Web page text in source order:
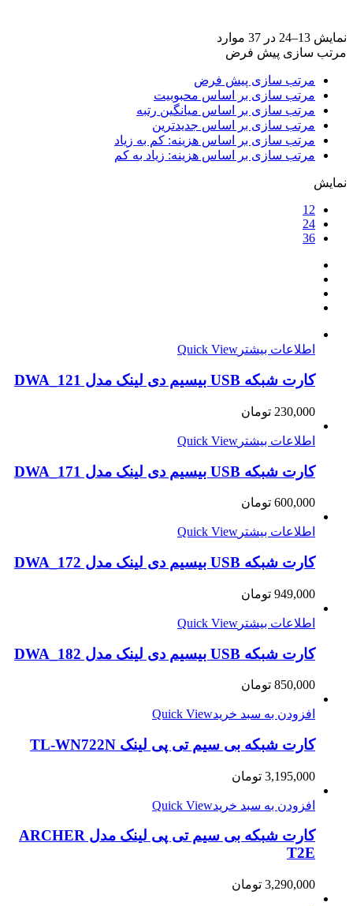
برند ها + نمایش 13–24 در 37 موارد
مرتب سازی پیش فرض
مرتب سازی پیش فرض
مرتب سازی بر اساس محبوبیت
مرتب سازی بر اساس میانگین رتبه
مرتب سازی بر اساس جدیدترین
مرتب سازی بر اساس هزینه: کم به زیاد
مرتب سازی بر اساس هزینه: زیاد به کم
نمایش
12
24
36
اطلاعات بیشتر Quick View
کارت شبکه USB بیسیم دی لینک مدل DWA_121
230,000 تومان
اطلاعات بیشتر Quick View
کارت شبکه USB بیسیم دی لینک مدل DWA_171
600,000 تومان
اطلاعات بیشتر Quick View
کارت شبکه USB بیسیم دی لینک مدل DWA_172
949,000 تومان
اطلاعات بیشتر Quick View
کارت شبکه USB بیسیم دی لینک مدل DWA_182
850,000 تومان
افزودن به سبد خریدQuick View
کارت شبکه بی سیم تی پی لینک TL-WN722N
3,195,000 تومان
افزودن به سبد خریدQuick View
کارت شبکه بی سیم تی پی لینک مدل ARCHER
T2E
3,290,000 تومان